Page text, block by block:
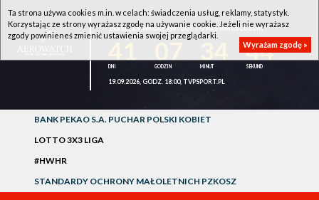
1KS ŚLĘZA WROCŁAW - LOTTO AZS UMCS LUBLIN
43
19.09.2026, GODZ. 18:00, TVPSPORT.PL
BANK PEKAO S.A. PUCHAR POLSKI KOBIET
LOTTO 3X3 LIGA
#HWHR
STANDARDY OCHRONY MAŁOLETNICH PZKOSZ
Ta strona używa cookies m.in. w celach: świadczenia usług, reklamy, statystyk.
Korzystając ze strony wyrażasz zgodę na używanie cookie. Jeżeli nie wyrażasz
zgody powinieneś zmienić ustawienia swojej przeglądarki.
Wyrażam zgodę »